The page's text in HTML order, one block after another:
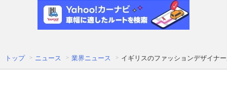
トップ ニュース 業界ニュース イギリスのファッションデザイナ